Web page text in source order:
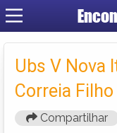
Ubs V Nova
Correia
Compartilhar